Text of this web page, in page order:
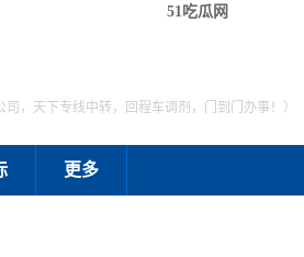
51吃瓜网
司，天下专线中转，回程车调剂，门到门办事！）
更多